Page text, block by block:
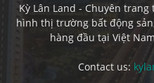
Kỳ Lân Land - Chuyên
hình thị trường bất động
hàng đầu tại Việt
Contact us: